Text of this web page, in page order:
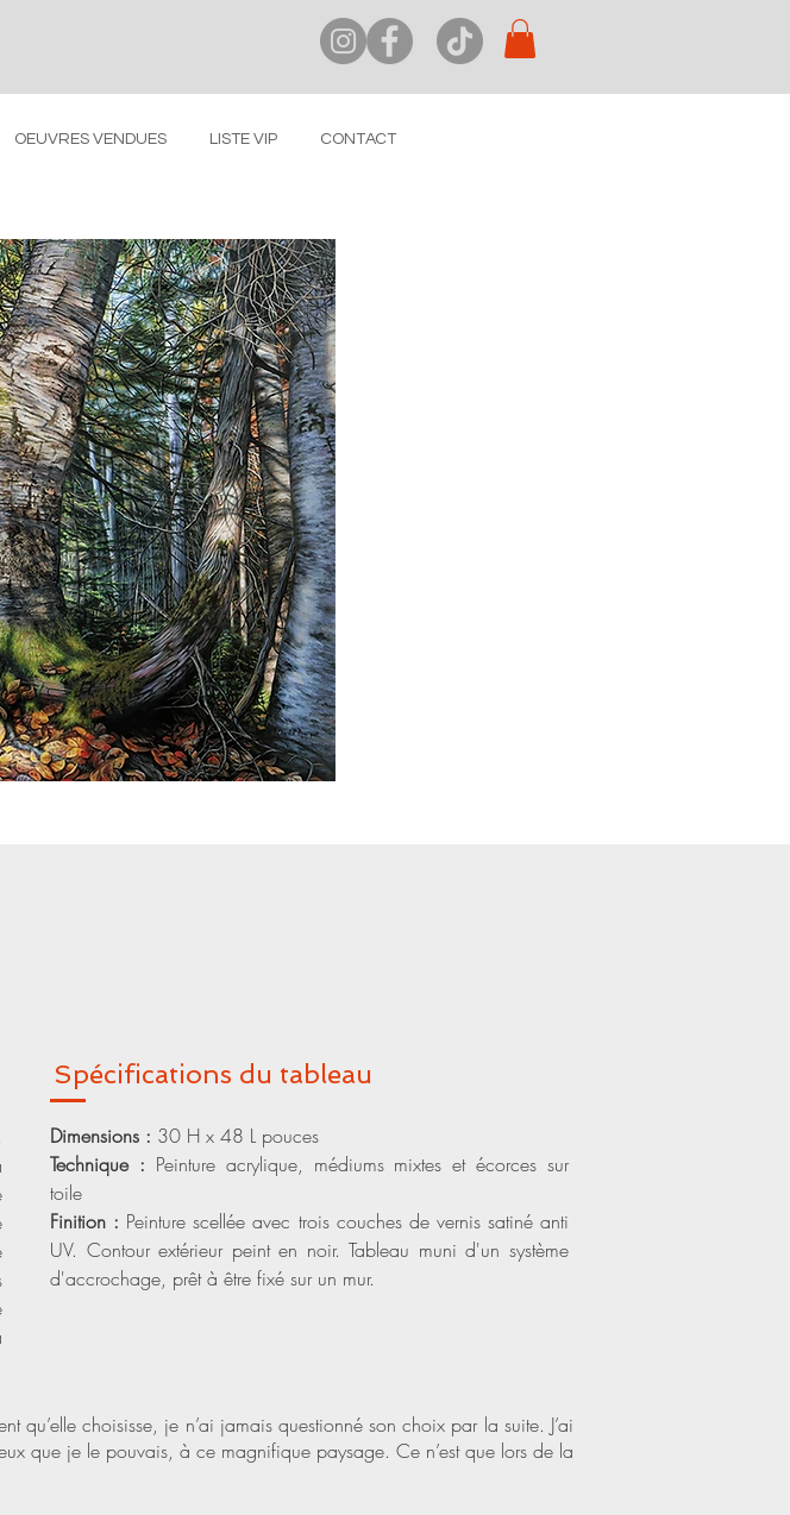
OEUVRES VENDUES LISTE VIP CONTACT
Spécifications du tableau
Dimensions : 30 H x 48 L pouces
Technique : Peinture acrylique, médiums mixtes et écorces sur
toile
Finition : Peinture scellée avec trois couches de vernis satiné anti
UV. Contour extérieur peint en noir. Tableau muni d'un système
d'accrochage, prêt à être fixé sur un mur.
qu’elle choisisse, je n’ai jamais questionné son choix par la suite. J’ai
que je le pouvais, à ce magnifique paysage. Ce n’est que lors de la